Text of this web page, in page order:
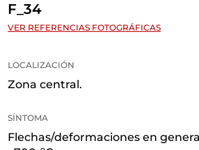
F_34
VER REFERENCIAS FOTOGRÁFICAS
LOCALIZACIÓN
Zona central.
SÍNTOMA
Flechas/deformaciones en